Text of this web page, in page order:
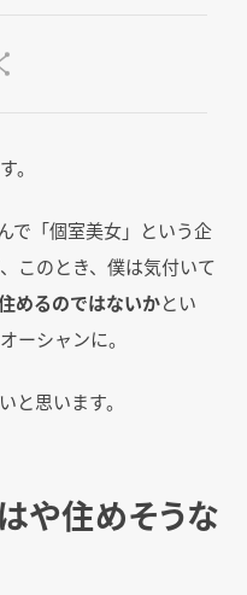
。
で「個室美女」という企
このとき、僕は気付いて
めるのではないかとい
ーシャンに。
と思います。
や住めそうな